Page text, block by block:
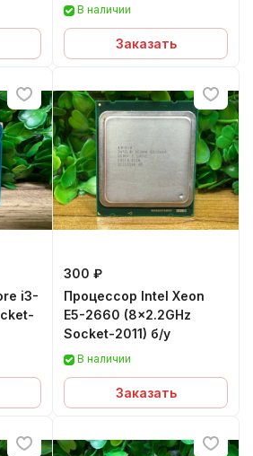
В наличии
Заказать
i3-
300 ₽
Процессор Intel Xeon
E5-2660 (8x2.2GHz
Socket-2011) б/у
В наличии
Заказать